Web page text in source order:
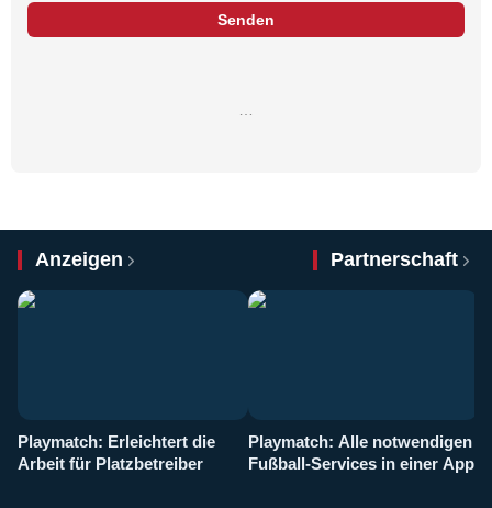
Senden
Anzeigen Partnerschaft
Playmatch: Erleichtert die
Arbeit für Platzbetreiber
Playmatch: Alle notwendigen
Fußball-Services in einer App